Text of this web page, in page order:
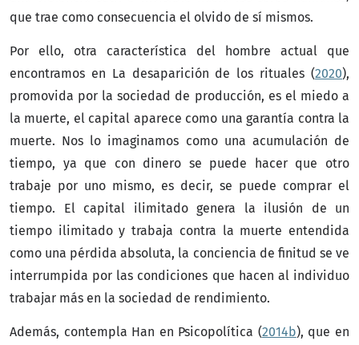
que trae como consecuencia el olvido de sí mismos.
Por ello, otra característica del hombre actual que
encontramos en La desaparición de los rituales (2020),
promovida por la sociedad de producción, es el miedo a
la muerte, el capital aparece como una garantía contra la
muerte. Nos lo imaginamos como una acumulación de
tiempo, ya que con dinero se puede hacer que otro
trabaje por uno mismo, es decir, se puede comprar el
tiempo. El capital ilimitado genera la ilusión de un
tiempo ilimitado y trabaja contra la muerte entendida
como una pérdida absoluta, la conciencia de finitud se ve
interrumpida por las condiciones que hacen al individuo
trabajar más en la sociedad de rendimiento.
Además, contempla Han en Psicopolítica (2014b), que en